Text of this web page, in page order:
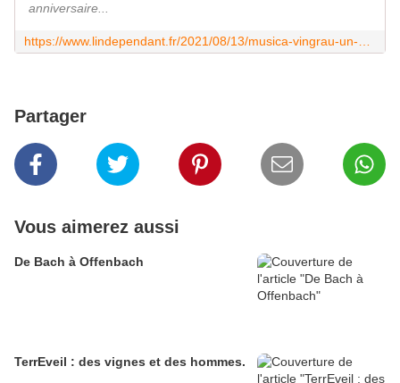
anniversaire...
Partager
Vous aimerez aussi
De Bach à Offenbach
TerrEveil : des vignes et des hommes.